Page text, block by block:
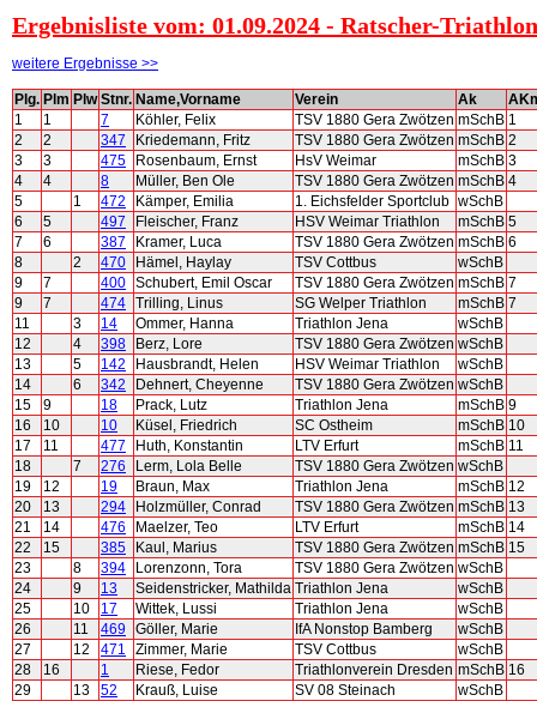
Ergebnisliste vom: 01.09.2024 - Ratscher-
weitere Ergebnisse >>
Plg. Plm Plw Stnr. Name,Vorname Verein Ak
1
1 7 Köhler, Felix TSV 1880 Gera Zwötzen mSchB 1
2
2 347 Kriedemann, Fritz TSV 1880 Gera Zwötzen mSchB 2
3
3 475 Rosenbaum, Ernst HsV Weimar mSchB 3
4
4 8 Müller, Ben Ole TSV 1880 Gera Zwötzen mSchB 4
5
1 472 Kämper, Emilia 1. Eichsfelder Sportclub wSchB
6
5 497 Fleischer, Franz HSV Weimar Triathlon mSchB 5
7
6 387 Kramer, Luca TSV 1880 Gera Zwötzen mSchB 6
8
2 470 Hämel, Haylay TSV Cottbus
wSchB
9
7 400 Schubert, Emil Oscar TSV 1880 Gera Zwötzen mSchB 7
9
7 474 Trilling, Linus SG Welper Triathlon mSchB 7
11
3 14 Ommer, Hanna Triathlon Jena
wSchB
12
4 398 Berz, Lore TSV 1880 Gera Zwötzen wSchB
13
5 142 Hausbrandt, Helen HSV Weimar Triathlon
wSchB
14
6 342 Dehnert, Cheyenne TSV 1880 Gera Zwötzen wSchB
15
9 18 Prack, Lutz Triathlon Jena mSchB 9
16
10 10 Küsel, Friedrich SC Ostheim mSchB 10
17
11 477 Huth, Konstantin LTV Erfurt mSchB 11
18
7 276 Lerm, Lola Belle TSV 1880 Gera Zwötzen wSchB
19
12 19 Braun, Max Triathlon Jena mSchB 12
20
13 294 Holzmüller, Conrad TSV 1880 Gera Zwötzen mSchB 13
21
14 476 Maelzer, Teo LTV Erfurt mSchB 14
22
15 385 Kaul, Marius TSV 1880 Gera Zwötzen mSchB 15
23
8 394 Lorenzonn, Tora TSV 1880 Gera Zwötzen wSchB
24
9 13 Seidenstricker, Mathilda Triathlon Jena
wSchB
25
10 17 Wittek, Lussi Triathlon Jena
wSchB
26
11 469 Göller, Marie IfA Nonstop Bamberg
wSchB
27
12 471 Zimmer, Marie TSV Cottbus
wSchB
28
16 1 Riese, Fedor Triathlonverein Dresden mSchB 16
29
13 52 Krauß, Luise SV 08 Steinach
wSchB